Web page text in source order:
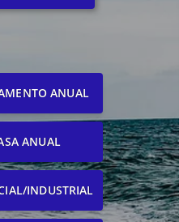
ANUAL
ANUAL
INDUSTRIAL